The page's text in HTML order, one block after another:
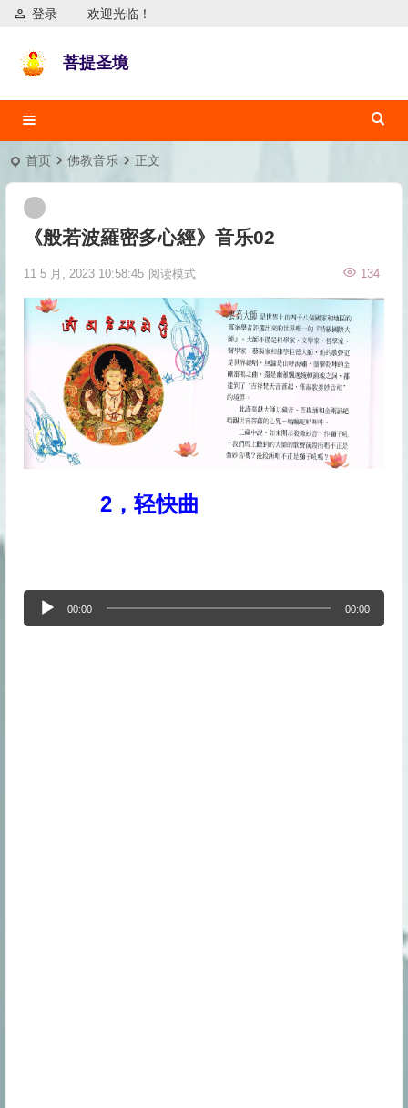
欢迎光临！
登录
菩提圣境
首页 佛教音乐 正文
《般若波羅密多心經》音乐02
11 5 月, 2023 10:58:45 134
阅读模式
2，轻快曲
00:00 00:00